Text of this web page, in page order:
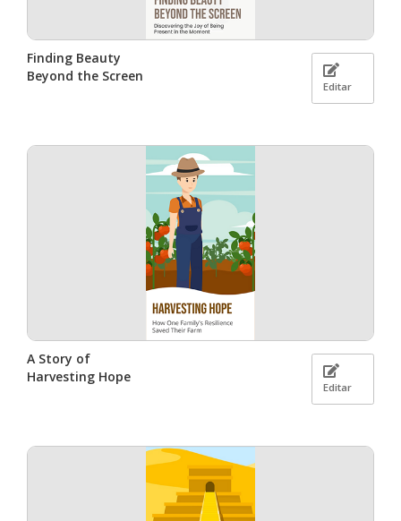
Finding Beauty
Beyond the Screen
Editar
A Story of
Harvesting Hope
Editar